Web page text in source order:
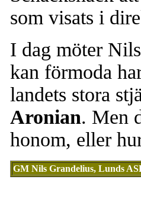
som visats i
I dag möter
kan förmoda
landets stora
Aronian. Men
honom, eller
GM Nils Grandelius, Lunds